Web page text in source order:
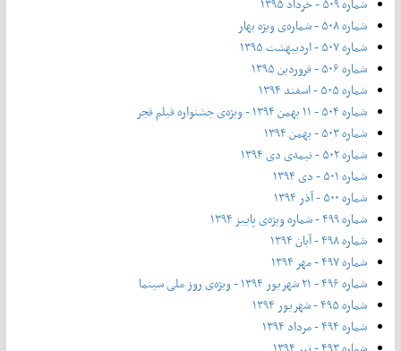
شماره ۵۰۸ - شماره‌ی ویژه بهار
شماره ۵۰۷ - اردیبهشت ۱۳۹۵
شماره ۵۰۶ - فروردین ۱۳۹۵
شماره ۵۰۵ - اسفند ۱۳۹۴
شماره ۵۰۴ - ۱۱ بهمن ۱۳۹۴ - ویژه‌ی جشنواره فیلم فجر
شماره ۵۰۳ - بهمن ۱۳۹۴
شماره ۵۰۲ - نیمه‌ی دی ۱۳۹۴
شماره ۵۰۱ - دی ۱۳۹۴
شماره ۵۰۰ - آذر ۱۳۹۴
شماره ۴۹۹ - شماره ویژه‌ی پاییز ۱۳۹۴
شماره ۴۹۸ - آبان ۱۳۹۴
شماره ۴۹۷ - مهر ۱۳۹۴
شماره ۴۹۶ - ۲۱ شهریور ۱۳۹۴ - ویژه‌ی روز ملی سینما
شماره ۴۹۵ - شهریور ۱۳۹۴
شماره ۴۹۴ - مرداد ۱۳۹۴